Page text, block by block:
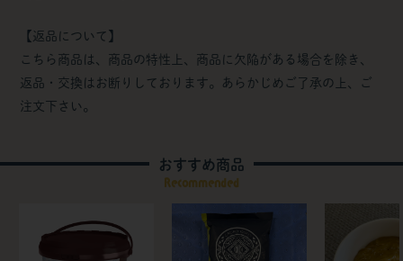
【返品について】
こちら商品は、商品の特性上、商品に欠陥がある場合を除き、
返品・交換はお断りしております。あらかじめご了承の上、ご
注文下さい。
おすすめ商品
Recommended